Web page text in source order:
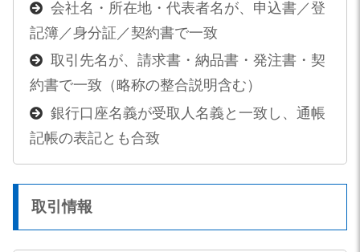
会社名・所在地・代表者名が、申込書／登
記簿／身分証／契約書で一致
取引先名が、請求書・納品書・発注書・契
約書で一致（略称の整合説明含む）
銀行口座名義が受取人名義と一致し、通帳
記帳の表記とも合致
取引情報